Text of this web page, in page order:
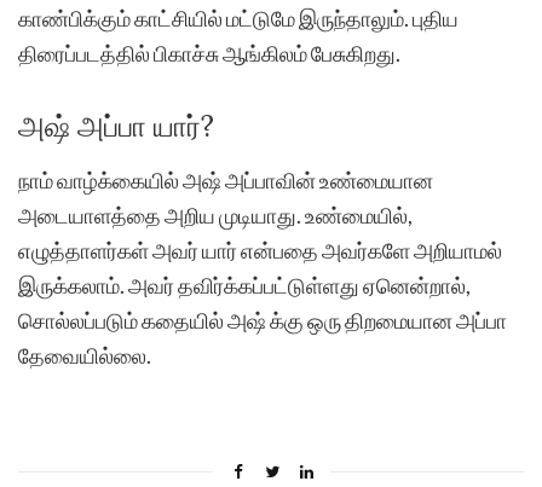
காண்பிக்கும் காட்சியில் மட்டுமே இருந்தாலும். புதிய
திரைப்படத்தில் பிகாச்சு ஆங்கிலம் பேசுகிறது.
அஷ் அப்பா யார்?
நாம் வாழ்க்கையில் அஷ் அப்பாவின் உண்மையான
அடையாளத்தை அறிய முடியாது. உண்மையில்,
எழுத்தாளர்கள் அவர் யார் என்பதை அவர்களே அறியாமல்
இருக்கலாம். அவர் தவிர்க்கப்பட்டுள்ளது ஏனென்றால்,
சொல்லப்படும் கதையில் அஷ் க்கு ஒரு திறமையான அப்பா
தேவையில்லை.